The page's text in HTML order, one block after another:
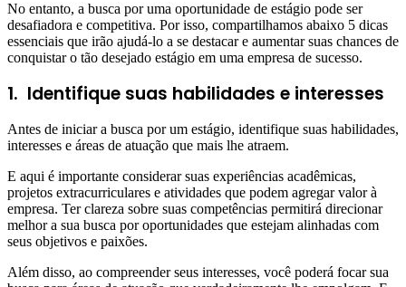
No entanto, a busca por uma oportunidade de estágio pode ser
desafiadora e competitiva. Por isso, compartilhamos abaixo 5 dicas
essenciais que irão ajudá-lo a se destacar e aumentar suas chances de
conquistar o tão desejado estágio em uma empresa de sucesso.
1. Identifique suas habilidades e interesses
Antes de iniciar a busca por um estágio, identifique suas habilidades,
interesses e áreas de atuação que mais lhe atraem.
E aqui é importante considerar suas experiências acadêmicas,
projetos extracurriculares e atividades que podem agregar valor à
empresa. Ter clareza sobre suas competências permitirá direcionar
melhor a sua busca por oportunidades que estejam alinhadas com
seus objetivos e paixões.
Além disso, ao compreender seus interesses, você poderá focar sua